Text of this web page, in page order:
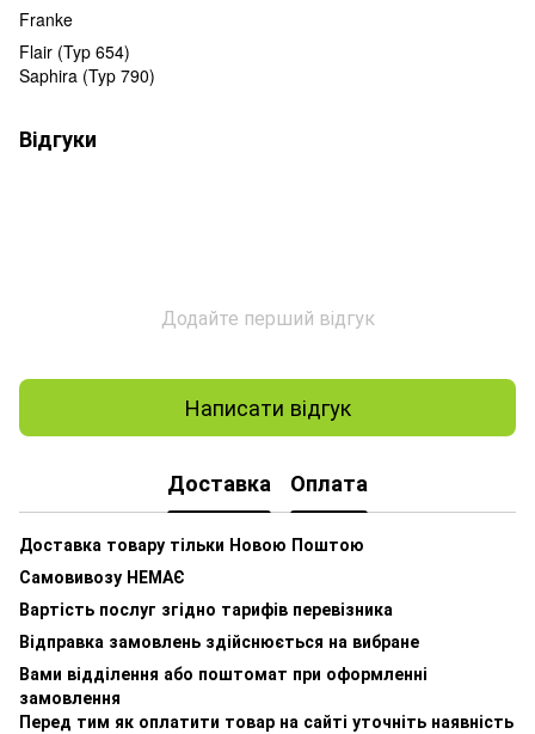
Franke
Flair (Typ 654)
Saphira (Typ 790)
Відгуки
Додайте перший відгук
Написати відгук
Доставка Оплата
Доставка товару тільки Новою Поштою
Самовивозу НЕМАЄ
Вартість послуг згідно тарифів перевізника
Відправка замовлень здійснюється на вибране
Вами відділення або поштомат при оформленні
замовлення
Перед тим як оплатити товар на сайті уточніть наявність